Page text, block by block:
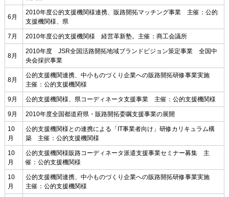
6月
2010年度公的支援機関様連携、販路開拓マッチング事業 主催：公的
支援機関様、県
7月 2010年度公的支援機関様 経営革新塾。主催：商工会議所
8月
2010年度 JSR全国活路開拓地域ブランドビジョン策定事業 全国中
央会採択事業
8月
公的支援機関連携、中小ものづくり企業への販路開拓研修事業実施
主催：公的支援機関様
9月 公的支援機関様、県コーディネータ支援事業 主催：公的支援機関様
9月 2010年度全国都道府県・販路開拓委嘱支援事業の展開
10
月
公的支援機関様との連携による「IT事業者向け」研修カリキュラム構
築 主催：公的支援機関様
10
月
公的支援機関様販路コーディネータ派遣支援事業セミナー募集 主
催：公的支援機関様
10
月
公的支援機関連携、中小ものづくり企業への販路開拓研修事業実施
主催：公的支援機関様